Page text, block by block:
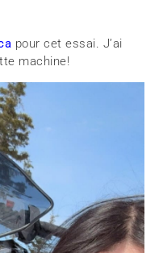
pour cet essai. J’ai
machine!